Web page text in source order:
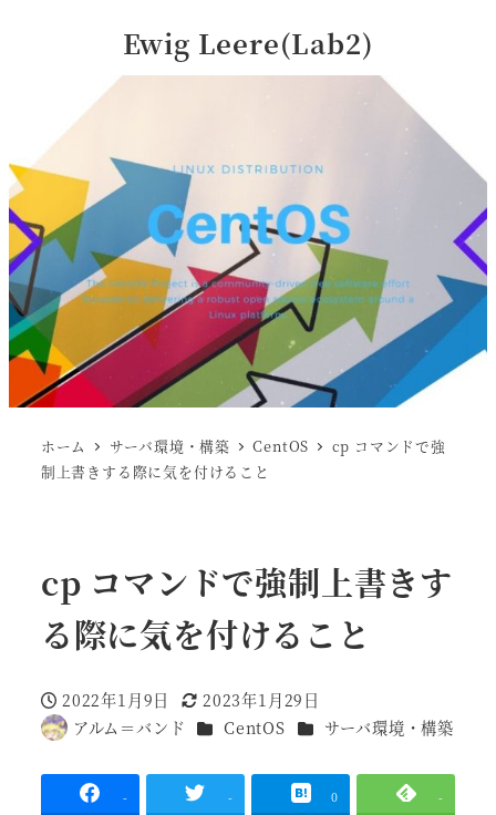
Ewig Leere(Lab2)
ホーム サーバ環境・構築 CentOS
cp コマンドで強
制上書きする際に気を付けること
cp コマンドで強制上書きす
る際に気を付けること
投稿日
2022年1月9日
更新日
2023年1月29日
著
アルム＝バンド カテゴリー
CentOS カテゴリー
サーバ環境・構築
- - 0 -